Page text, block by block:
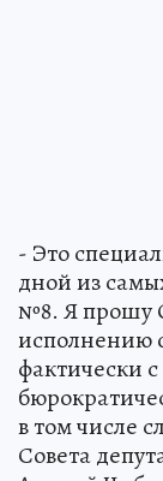
- Это
дной из
№8. Я прошу
исполнению
фактически
в том числе
Совета